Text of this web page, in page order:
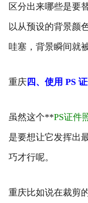
区分出来哪些是要
以从预设的背景颜
哇塞，背景瞬间就
重庆四、使用 PS
虽然这个**PS证件
是要想让它发挥出
巧才行呢。
重庆比如说在裁剪